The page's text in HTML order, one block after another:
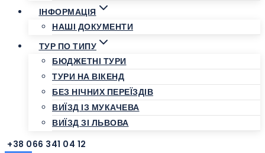
ІНФОРМАЦІЯ
НАШІ ДОКУМЕНТИ
ТУР ПО ТИПУ
БЮДЖЕТНІ ТУРИ
ТУРИ НА ВІКЕНД
БЕЗ НІЧНИХ ПЕРЕЇЗДІВ
ВИЇЗД ІЗ МУКАЧЕВА
ВИЇЗД ЗІ ЛЬВОВА
+38 066 341 04 12